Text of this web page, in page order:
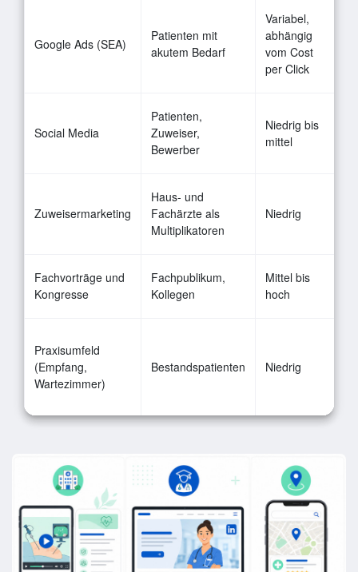
Google Ads (SEA)
Patienten mit
akutem Bedarf
Variabel,
abhängig
vom Cost
per Click
Social Media
Patienten,
Zuweiser,
Bewerber
Niedrig bis
mittel
Zuweisermarketing
Haus- und
Fachärzte als
Multiplikatoren
Niedrig
Fachvorträge und
Kongresse
Fachpublikum,
Kollegen
Mittel bis
hoch
Praxisumfeld
(Empfang,
Wartezimmer)
Bestandspatienten Niedrig